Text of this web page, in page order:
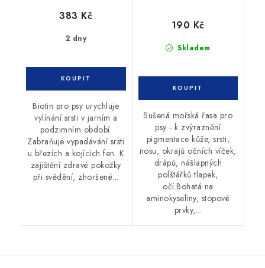
2 dny
383 Kč
Biotin pro psy urychluje
vylínání srsti v jarním a
podzimním období.
Zabraňuje vypadávání srsti
u březích a kojících fen. K
zajištění zdravé pokožky
při svědění, zhoršené...
Skladem
190 Kč
Sušená mořská řasa pro
psy - k zvýraznění
pigmentace kůže, srsti,
nosu, okrajů očních víček,
drápů, nášlapných
polštářků tlapek,
očí.Bohatá na
aminokyseliny, stopové
prvky,...